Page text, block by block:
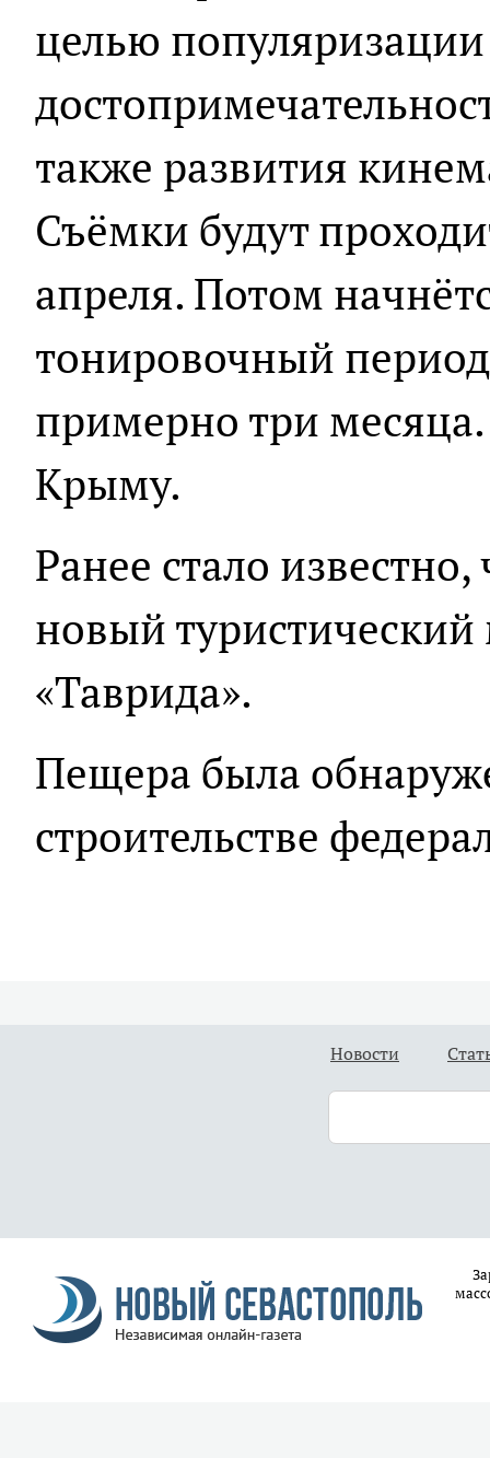
целью
также развития
Съёмки будут
апреля. Потом
тонировочный
примерно три
Крыму.
Ранее стало
новый
«Таврида».
Пещера была
строительстве
Новости